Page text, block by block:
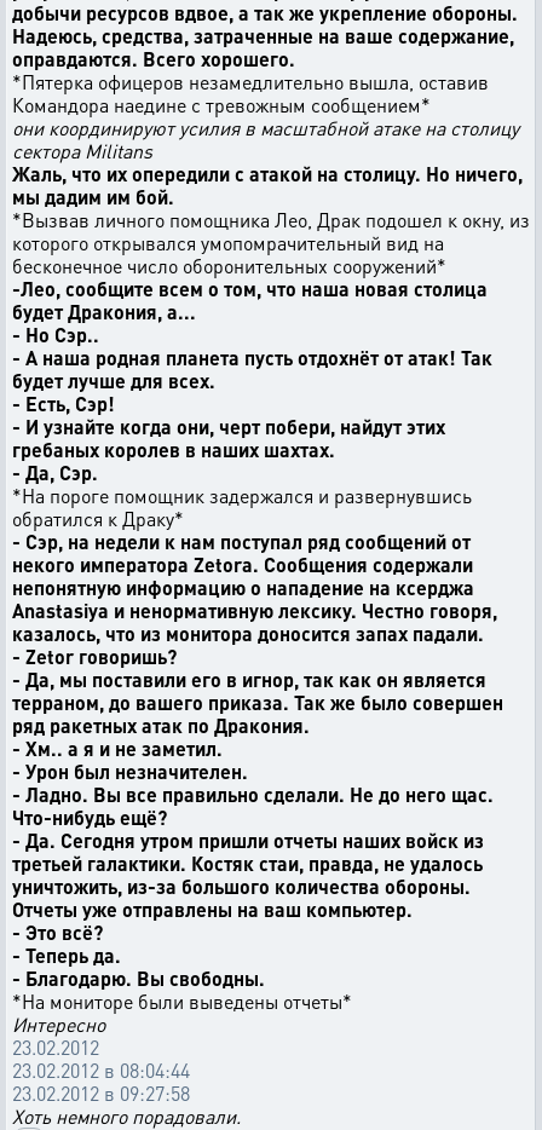
добычи ресурсов вдвое, а так же укрепление обороны.
Надеюсь, средства, затраченные на ваше содержание,
оправдаются. Всего хорошего.
*Пятерка офицеров незамедлительно вышла, оставив
Командора наедине с тревожным сообщением*
они координируют усилия в масштабной атаке на столицу
сектора Militans
Жаль, что их опередили с атакой на столицу. Но ничего,
мы дадим им бой.
*Вызвав личного помощника Лео, Драк подошел к окну, из
которого открывался умопомрачительный вид на
бесконечное число оборонительных сооружений*
-Лео, сообщите всем о том, что наша новая столица
будет Дракония, а...
- Но Сэр..
- А наша родная планета пусть отдохнёт от атак! Так
будет лучше для всех.
- Есть, Сэр!
- И узнайте когда они, черт побери, найдут этих
гребаных королев в наших шахтах.
- Да, Сэр.
*На пороге помощник задержался и развернувшись
обратился к Драку*
- Сэр, на недели к нам поступал ряд сообщений от
некого императора Zetora. Сообщения содержали
непонятную информацию о нападение на ксерджа
Anastasiya и ненормативную лексику. Честно говоря,
казалось, что из монитора доносится запах падали.
- Zetor говоришь?
- Да, мы поставили его в игнор, так как он является
терраном, до вашего приказа. Так же было совершен
ряд ракетных атак по Дракония.
- Хм.. а я и не заметил.
- Урон был незначителен.
- Ладно. Вы все правильно сделали. Не до него щас.
Что-нибудь ещё?
- Да. Сегодня утром пришли отчеты наших войск из
третьей галактики. Костяк стаи, правда, не удалось
уничтожить, из-за большого количества обороны.
Отчеты уже отправлены на ваш компьютер.
- Это всё?
- Теперь да.
- Благодарю. Вы свободны.
*На мониторе были выведены отчеты*
Интересно
23.02.2012
23.02.2012 в 08:04:44
23.02.2012 в 09:27:58
Хоть немного порадовали.